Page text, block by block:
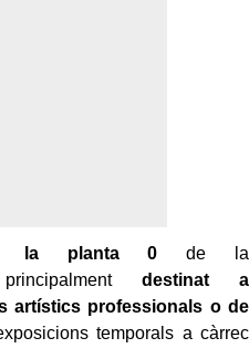
la planta 0 de la
destinat a
artístics professionals o de
temporals a càrrec